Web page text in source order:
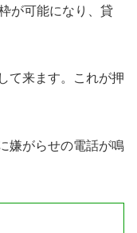
が可能になり、貸
て来ます。これが押
嫌がらせの電話が鳴